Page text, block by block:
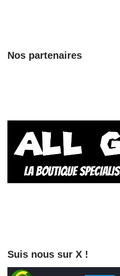
Nos partenaires
Suis nous sur X !